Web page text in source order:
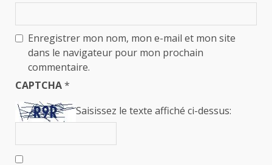
Enregistrer mon nom, mon e-mail et mon site
dans le navigateur pour mon prochain
commentaire.
CAPTCHA*
Saisissez le texte affiché ci-dessus: